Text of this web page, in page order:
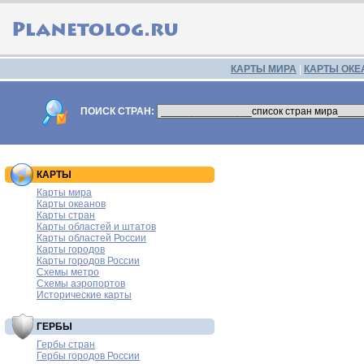
КАРТЫ МИРА КАРТЫ
ПОИСК СТРАН:
КАРТЫ
Карты мира
Карты океанов
Карты стран
Карты областей и штатов
Карты областей России
Карты городов
Карты городов России
Схемы метро
Схемы аэропортов
Исторические карты
ГЕРБЫ
Гербы стран
Гербы городов России